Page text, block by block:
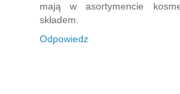
mają w asortymencie
składem.
Odpowiedz